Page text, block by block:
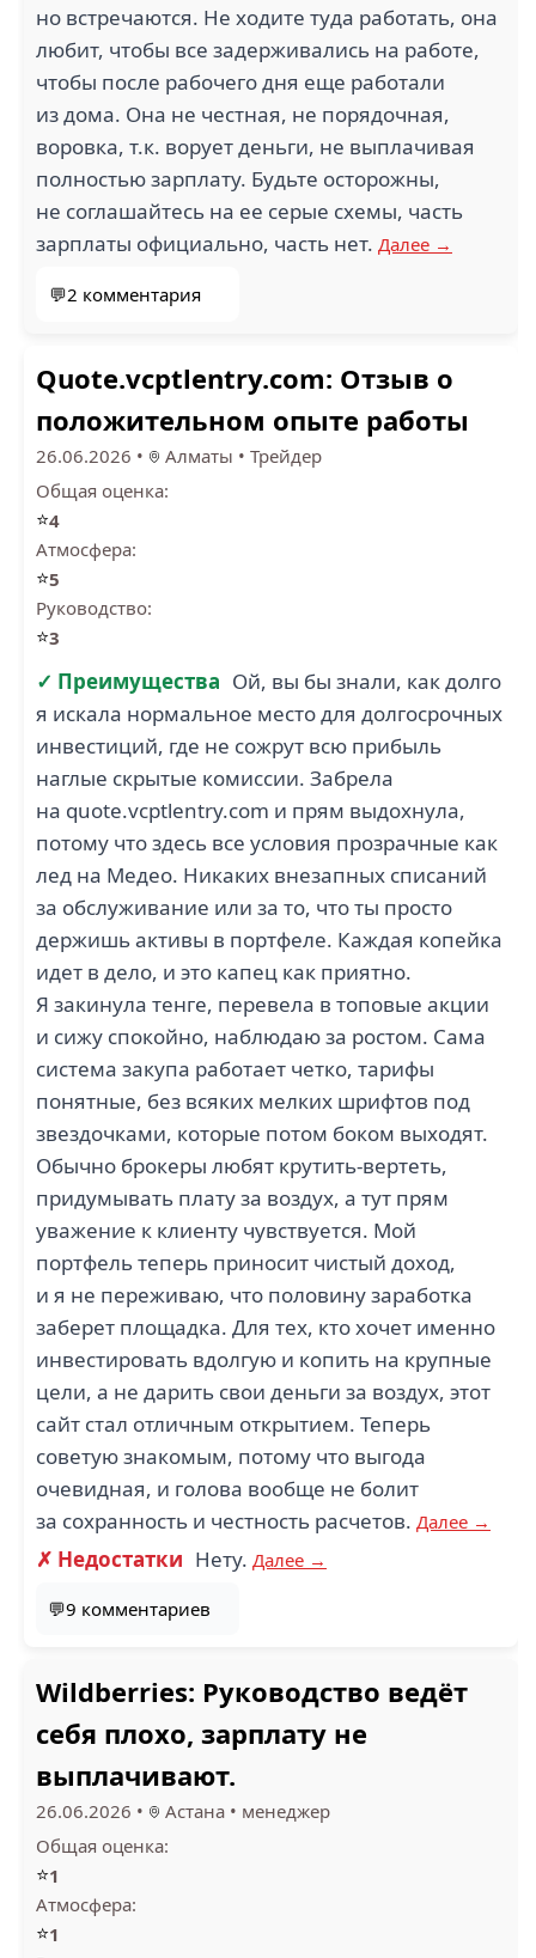
но встречаются. Не ходите туда работать, она
любит, чтобы все задерживались на работе,
чтобы после рабочего дня еще работали
из дома. Она не честная, не порядочная,
воровка, т.к. ворует деньги, не выплачивая
полностью зарплату. Будьте осторожны,
не соглашайтесь на ее серые схемы, часть
зарплаты официально, часть нет. Далее →
💬2 комментария
Quote.vcptlentry.com: Отзыв о
положительном опыте работы
26.06.2026 • Алматы • Трейдер
Общая оценка:
⭐4
Атмосфера:
⭐5
Руководство:
⭐3
✓ Преимущества Ой, вы бы знали, как долго
я искала нормальное место для долгосрочных
инвестиций, где не сожрут всю прибыль
наглые скрытые комиссии. Забрела
на quote.vcptlentry.com и прям выдохнула,
потому что здесь все условия прозрачные как
лед на Медео. Никаких внезапных списаний
за обслуживание или за то, что ты просто
держишь активы в портфеле. Каждая копейка
идет в дело, и это капец как приятно.
Я закинула тенге, перевела в топовые акции
и сижу спокойно, наблюдаю за ростом. Сама
система закупа работает четко, тарифы
понятные, без всяких мелких шрифтов под
звездочками, которые потом боком выходят.
Обычно брокеры любят крутить-вертеть,
придумывать плату за воздух, а тут прям
уважение к клиенту чувствуется. Мой
портфель теперь приносит чистый доход,
и я не переживаю, что половину заработка
заберет площадка. Для тех, кто хочет именно
инвестировать вдолгую и копить на крупные
цели, а не дарить свои деньги за воздух, этот
сайт стал отличным открытием. Теперь
советую знакомым, потому что выгода
очевидная, и голова вообще не болит
за сохранность и честность расчетов. Далее →
✗ Недостатки Нету. Далее →
💬9 комментариев
Wildberries: Руководство ведёт
себя плохо, зарплату не
выплачивают.
26.06.2026 • Астана • менеджер
Общая оценка:
⭐1
Атмосфера:
⭐1